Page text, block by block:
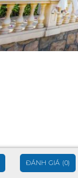
ĐÁNH GIÁ (0)